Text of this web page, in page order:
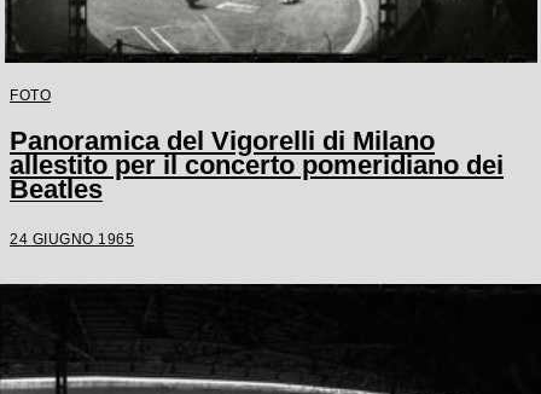
FOTO
Panoramica del Vigorelli di Milano
allestito per il concerto pomeridiano dei
Beatles
24 GIUGNO 1965